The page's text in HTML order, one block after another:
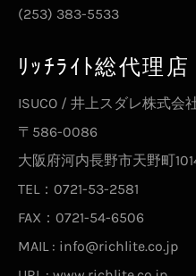
(253) 383-5533
ﾘｯﾁﾗｲﾄ総代理店
ISUCO / 井上スダレ株式会
〒586-0086
大阪府河内長野市天野町
TEL：0721-53-2581
FAX：0721-54-6506
MAIL : info@richlite.co.jp